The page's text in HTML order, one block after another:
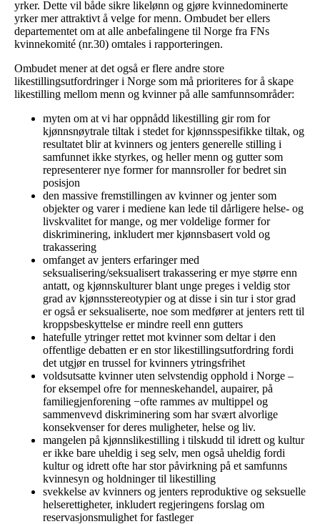
yrker. Dette vil både sikre likelønn og gjøre kvinnedominerte
yrker mer attraktivt å velge for menn. Ombudet ber ellers
departementet om at alle anbefalingene til Norge fra FNs
kvinnekomité (nr.30) omtales i rapporteringen.
Ombudet mener at det også er flere andre store
likestillingsutfordringer i Norge som må prioriteres for å skape
likestilling mellom menn og kvinner på alle samfunnsområder:
myten om at vi har oppnådd likestilling gir rom for
kjønnsnøytrale tiltak i stedet for kjønnsspesifikke tiltak, og
resultatet blir at kvinners og jenters generelle stilling i
samfunnet ikke styrkes, og heller menn og gutter som
representerer nye former for mannsroller for bedret sin
posisjon
den massive fremstillingen av kvinner og jenter som
objekter og varer i mediene kan lede til dårligere helse- og
livskvalitet for mange, og mer voldelige former for
diskriminering, inkludert mer kjønnsbasert vold og
trakassering
omfanget av jenters erfaringer med
seksualisering/seksualisert trakassering er mye større enn
antatt, og kjønnskulturer blant unge preges i veldig stor
grad av kjønnsstereotypier og at disse i sin tur i stor grad
er også er seksualiserte, noe som medfører at jenters rett til
kroppsbeskyttelse er mindre reell enn gutters
hatefulle ytringer rettet mot kvinner som deltar i den
offentlige debatten er en stor likestillingsutfordring fordi
det utgjør en trussel for kvinners ytringsfrihet
voldsutsatte kvinner uten selvstendig opphold i Norge –
for eksempel ofre for menneskehandel, aupairer, på
familiegjenforening −ofte rammes av multippel og
sammenvevd diskriminering som har svært alvorlige
konsekvenser for deres muligheter, helse og liv.
mangelen på kjønnslikestilling i tilskudd til idrett og kultur
er ikke bare uheldig i seg selv, men også uheldig fordi
kultur og idrett ofte har stor påvirkning på et samfunns
kvinnesyn og holdninger til likestilling
svekkelse av kvinners og jenters reproduktive og seksuelle
helserettigheter, inkludert regjeringens forslag om
reservasjonsmulighet for fastleger